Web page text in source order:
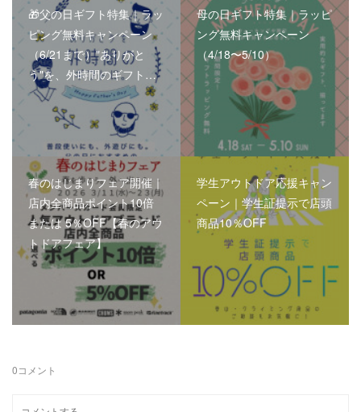
🎁父の日ギフト特集｜ラッ
ピング無料キャンペーン
（6/21まで）"ありがと
う"を、外時間のギフト…
母の日ギフト特集｜ラッピ
ング無料キャンペーン
（4/18〜5/10）
春のはじまりフェア開催｜
店内全商品ポイント10倍
または 5％OFF【春のアウ
トドアフェア】
学生アウトドア応援キャン
ペーン｜学生証提示で店頭
商品10％OFF
0コメント